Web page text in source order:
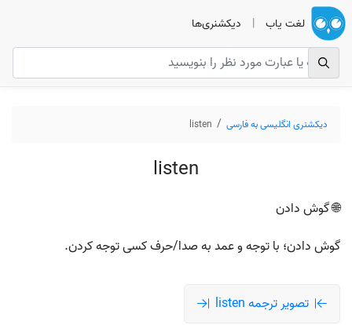
لغت یاب | دیکشنری‌ها
دیکشنری انگلیسی به فارسی listen
listen
🌐 گوش دادن
گوش دادن؛ با توجه و عمد به صدا/حرف کسی توجه کردن.
تصویر ترجمه listen